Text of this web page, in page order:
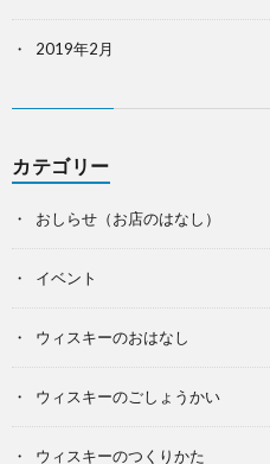
2019年2月
カテゴリー
おしらせ（お店のはなし）
イベント
ウィスキーのおはなし
ウィスキーのごしょうかい
ウィスキーのつくりかた